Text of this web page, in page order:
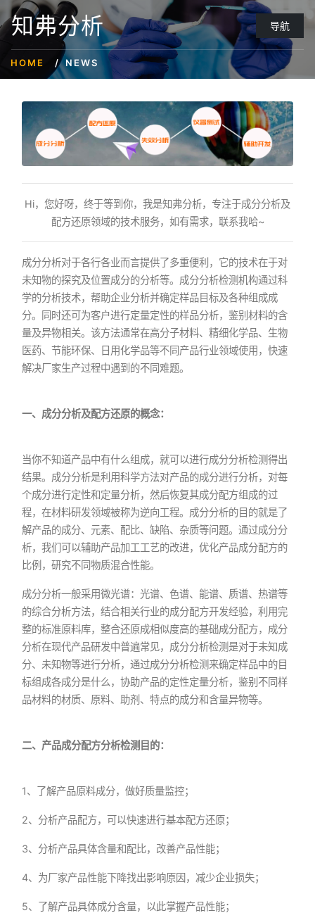
知弗分析 导航
HOME NEWS
Hi，您好呀，终于等到你，我是知弗分析，专注于成分分析及
配方还原领域的技术服务，如有需求，联系我哈~
成分分析对于各行各业而言提供了多重便利，它的技术在于对
未知物的探究及位置成分的分析等。成分分析检测机构通过科
学的分析技术，帮助企业分析并确定样品目标及各种组成成
分。同时还可为客户进行定量定性的样品分析，鉴别材料的含
量及异物相关。该方法通常在高分子材料、精细化学品、生物
医药、节能环保、日用化学品等不同产品行业领域使用，快速
解决厂家生产过程中遇到的不同难题。
一、成分分析及配方还原的概念：
当你不知道产品中有什么组成，就可以进行成分分析检测得出
结果。成分分析是利用科学方法对产品的成分进行分析，对每
个成分进行定性和定量分析，然后恢复其成分配方组成的过
程，在材料研发领域被称为逆向工程。成分分析的目的就是了
解产品的成分、元素、配比、缺陷、杂质等问题。通过成分分
析，我们可以辅助产品加工工艺的改进，优化产品成分配方的
比例，研究不同物质混合性能。
成分分析一般采用微光谱：光谱、色谱、能谱、质谱、热谱等
的综合分析方法，结合相关行业的成分配方开发经验，利用完
整的标准原料库，整合还原成相似度高的基础成分配方，成分
分析在现代产品研发中普遍常见，成分分析检测是对于未知成
分、未知物等进行分析，通过成分分析检测来确定样品中的目
标组成各成分是什么，协助产品的定性定量分析，鉴别不同样
品材料的材质、原料、助剂、特点的成分和含量异物等。
二、产品成分配方分析检测目的：
1、了解产品原料成分，做好质量监控；
2、分析产品配方，可以快速进行基本配方还原；
3、分析产品具体含量和配比，改善产品性能；
4、为厂家产品性能下降找出影响原因，减少企业损失；
5、了解产品具体成分含量，以此掌握产品性能；